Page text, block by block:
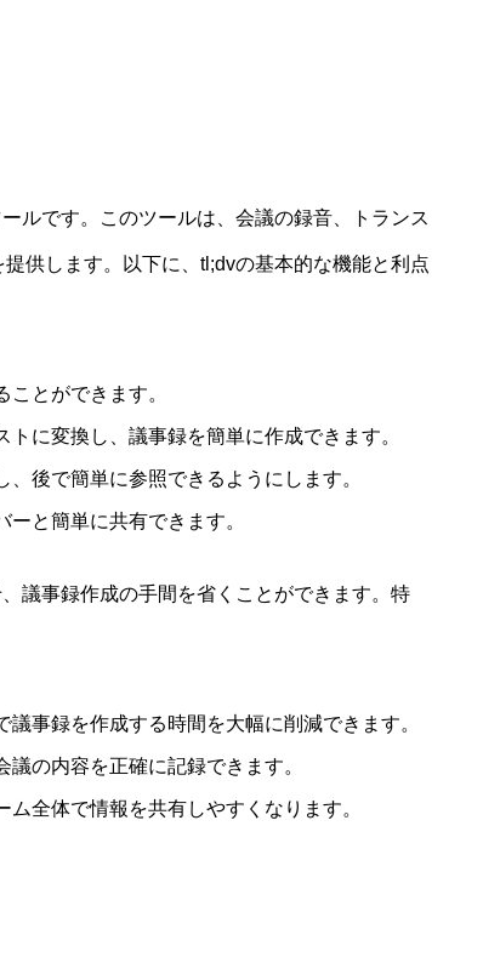
ルです。このツールは、会議の録音、トランス
供します。以下に、tl;dvの基本的な機能と利点
とができます。
に変換し、議事録を簡単に作成できます。
後で簡単に参照できるようにします。
と簡単に共有できます。
議事録作成の手間を省くことができます。特
事録を作成する時間を大幅に削減できます。
の内容を正確に記録できます。
全体で情報を共有しやすくなります。